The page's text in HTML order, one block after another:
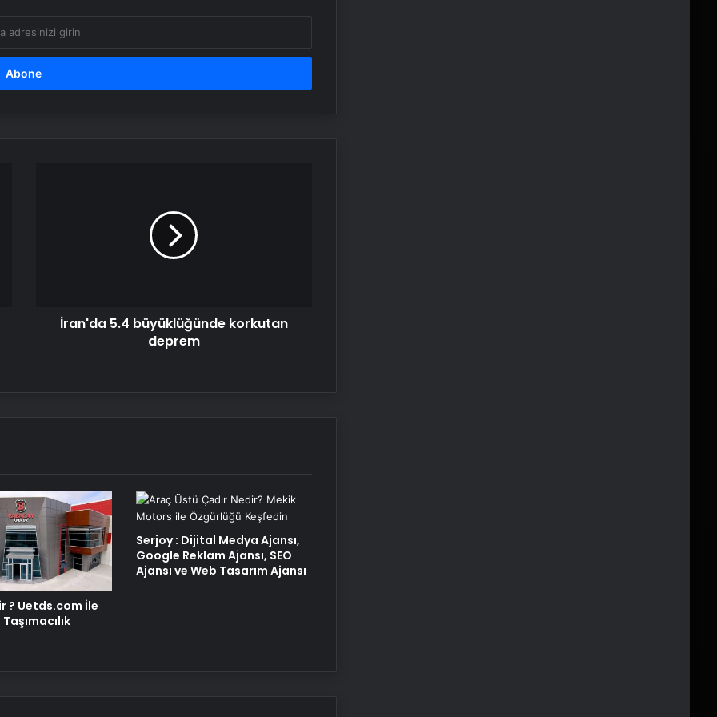
İran'da 5.4 büyüklüğünde korkutan
deprem
? Uetds.com İle
Serjoy : Dijital Medya Ajansı,
Google Reklam Ajansı, SEO
Ajansı ve Web Tasarım Ajansı